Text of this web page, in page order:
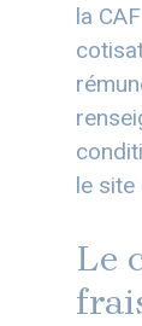
la
le site
Le